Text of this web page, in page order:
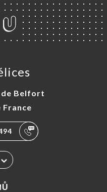
de Belfort
France